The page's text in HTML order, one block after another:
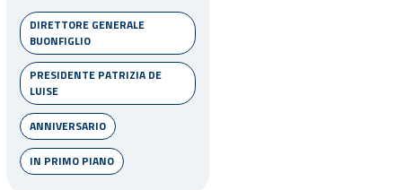
DIRETTORE GENERALE
BUONFIGLIO
PRESIDENTE PATRIZIA DE
LUISE
ANNIVERSARIO
IN PRIMO PIANO